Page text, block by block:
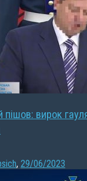
вирок
, 29/06/2023